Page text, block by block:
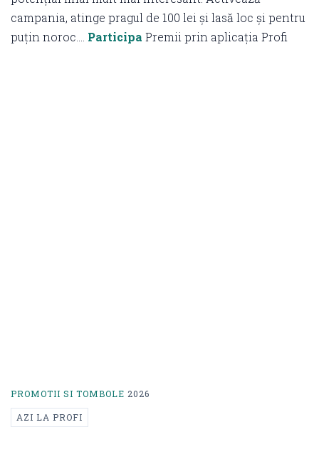
campania, atinge pragul de 100 lei și lasă loc și pentru
puțin noroc…. Participa Premii prin aplicația Profi
PROMOTII SI TOMBOLE 2026
AZI LA PROFI